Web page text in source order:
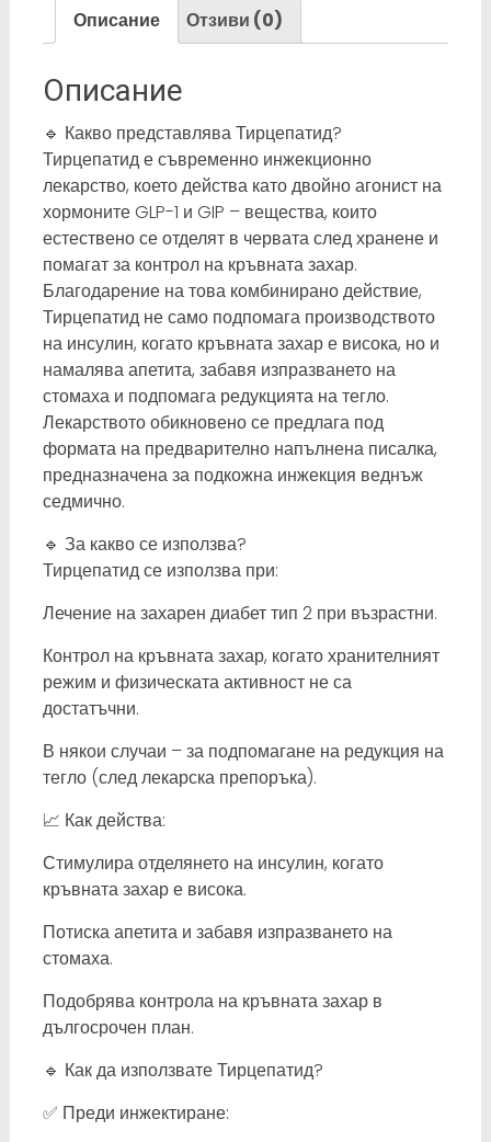
Описание Отзиви (0)
Описание
🔹 Какво представлява Тирцепатид?
Тирцепатид е съвременно инжекционно
лекарство, което действа като двойно агонист на
хормоните GLP-1 и GIP – вещества, които
естествено се отделят в червата след хранене и
помагат за контрол на кръвната захар.
Благодарение на това комбинирано действие,
Тирцепатид не само подпомага производството
на инсулин, когато кръвната захар е висока, но и
намалява апетита, забавя изпразването на
стомаха и подпомага редукцията на тегло.
Лекарството обикновено се предлага под
формата на предварително напълнена писалка,
предназначена за подкожна инжекция веднъж
седмично.
🔹 За какво се използва?
Тирцепатид се използва при:
Лечение на захарен диабет тип 2 при възрастни.
Контрол на кръвната захар, когато хранителният
режим и физическата активност не са
достатъчни.
В някои случаи – за подпомагане на редукция на
тегло (след лекарска препоръка).
📈 Как действа:
Стимулира отделянето на инсулин, когато
кръвната захар е висока.
Потиска апетита и забавя изпразването на
стомаха.
Подобрява контрола на кръвната захар в
дългосрочен план.
🔹 Как да използвате Тирцепатид?
✅ Преди инжектиране: